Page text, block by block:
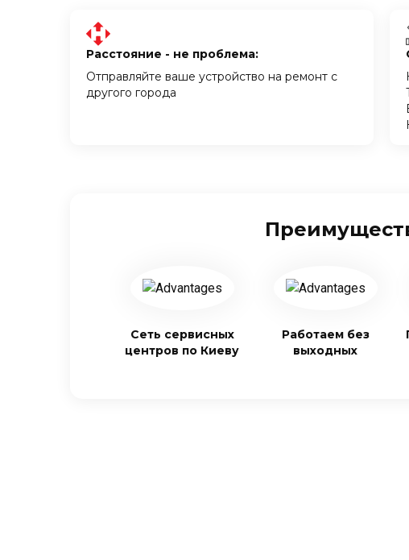
Расстояние - не проблема:
Отправляйте ваше устройство на ремонт с
другого города
Сеть сервисных
центров по Киеву
Работаем без
выходных